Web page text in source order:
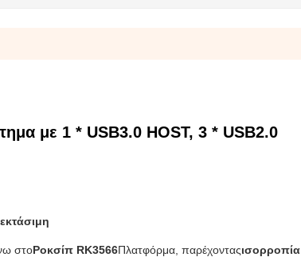
με 1 * USB3.0 HOST, 3 * USB2.0
στοΡοκσίπ RK3566Πλατφόρμα, παρέχονταςισορροπία